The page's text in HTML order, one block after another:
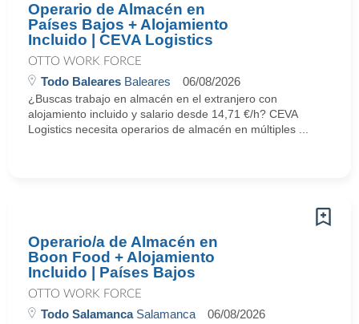
Operario de Almacén en
Países Bajos + Alojamiento
Incluido | CEVA Logistics
OTTO WORK FORCE
Todo Baleares Baleares 06/08/2026
¿Buscas trabajo en almacén en el extranjero con
alojamiento incluido y salario desde 14,71 €/h? CEVA
Logistics necesita operarios de almacén en múltiples ...
Operario/a de Almacén en
Boon Food + Alojamiento
Incluido | Países Bajos
OTTO WORK FORCE
Todo SalamancaSalamanca 06/08/2026